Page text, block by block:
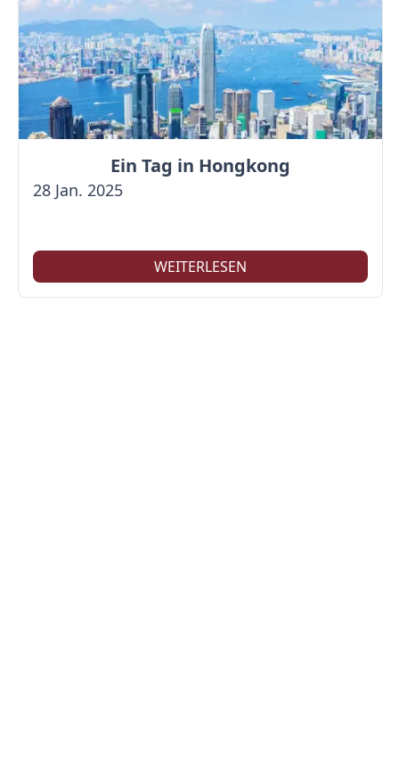
Ein Tag in Hongkong
28 Jan. 2025
WEITERLESEN